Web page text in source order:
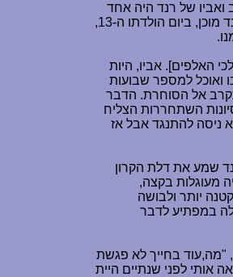
ואביו של רנד היה אחד
מהם, בגלל שאביו רצה שבבוא הזמן גם רנד יצטרף אליו כסייר גבול לימד אותו אביו החל מגיל עשר את אומנויות הקשת והחרב. כשחשב אביו שרנד מוכן, ביום הולדתו ה-13,
האלפים]. אביו, היות
ואוכל למספר שבועות
אל הסוחרת. הדבר
השתחררות הצליח
ניסה להתנגד אבל אז
שמע את דלת הקרון
מעוגלות בקצה,
יותר ולבושה
במפתיע לדבר
"מה,עוד בחייך לא פגשת
לפני שנתיים היית